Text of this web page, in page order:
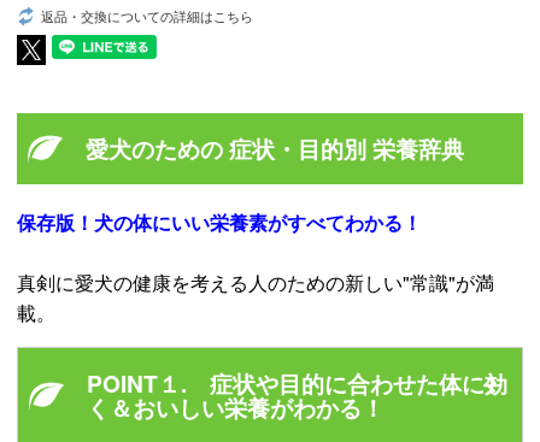
返品・交換についての詳細はこちら
愛犬のための 症状・目的別 栄養辞典
保存版！犬の体にいい栄養素がすべてわかる！
真剣に愛犬の健康を考える人のための新しい"常識"が満
載。
POINT１. 症状や目的に合わせた体に効
く＆おいしい栄養がわかる！